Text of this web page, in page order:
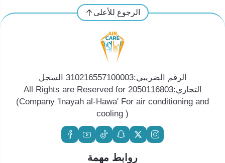
الرجوع للأعلى
الرقم الضريبي:310216557100003 السجل
التجاري:2050116803 All Rights are Reserved for
(Company 'Inayah al-Hawa' For air conditioning and
cooling )
روابط مهمة